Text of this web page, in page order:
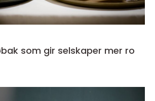
som gir selskaper mer ro